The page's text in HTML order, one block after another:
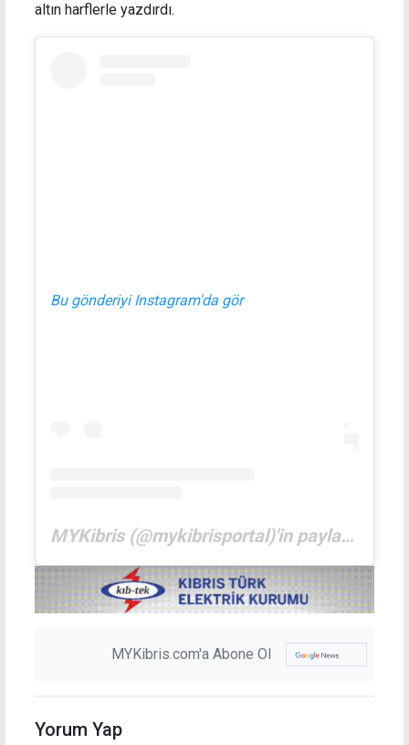
altın harflerle yazdırdı.
Bu gönderiyi Instagram'da gör
MYKibris (@mykibrisportal)'in paylaştığı bir gönderi
MYKibris.com'a Abone Ol
Yorum Yap